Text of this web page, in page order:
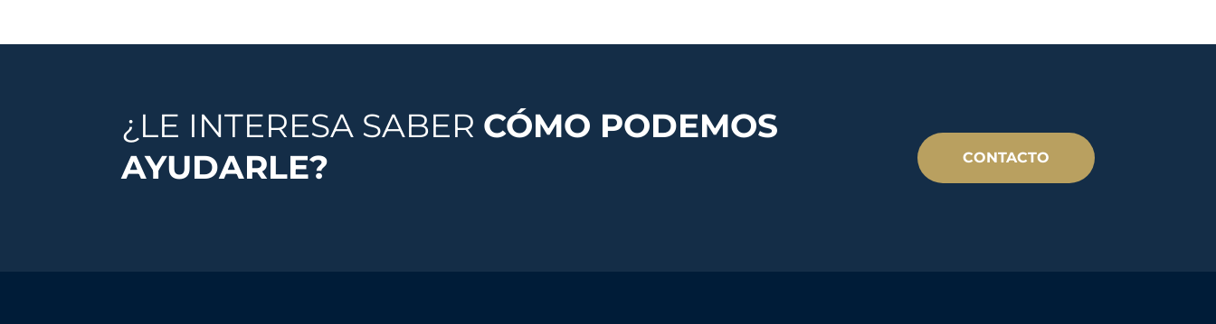
¿LE INTERESA SABER CÓMO PODEMOS
AYUDARLE?
CONTACTO